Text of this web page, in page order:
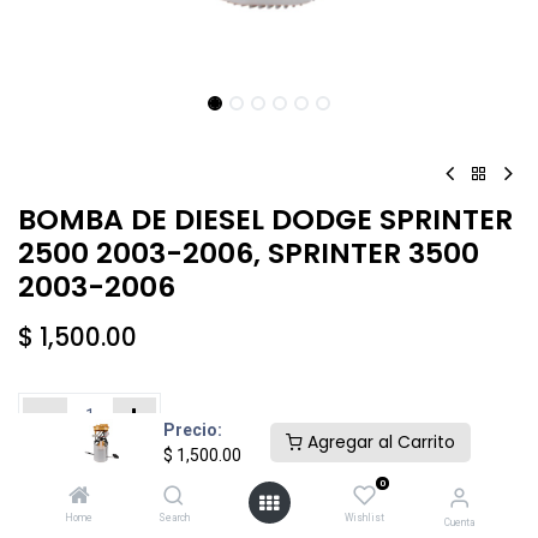
Precio:
$ 1,500.00
Agregar al Carrito
Home Search
0
Wishlist Cuenta
BOMBA DE DIESEL DODGE SPRINTER
2500 2003-2006, SPRINTER 3500
2003-2006
$ 1,500.00
Comprar ahora
Agregar a la lista de deseos